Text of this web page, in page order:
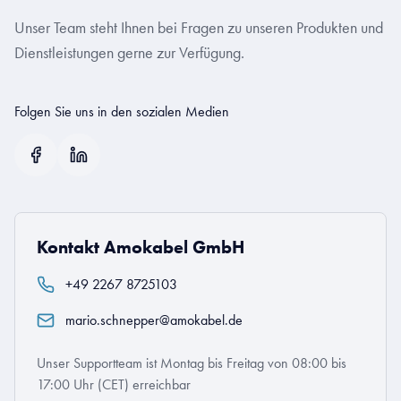
Unser Team steht Ihnen bei Fragen zu unseren Produkten und
Dienstleistungen gerne zur Verfügung.
Folgen Sie uns in den sozialen Medien
Kontakt Amokabel GmbH
+49 2267 8725103
mario.schnepper@amokabel.de
Unser Supportteam ist Montag bis Freitag von 08:00 bis
17:00 Uhr (CET) erreichbar